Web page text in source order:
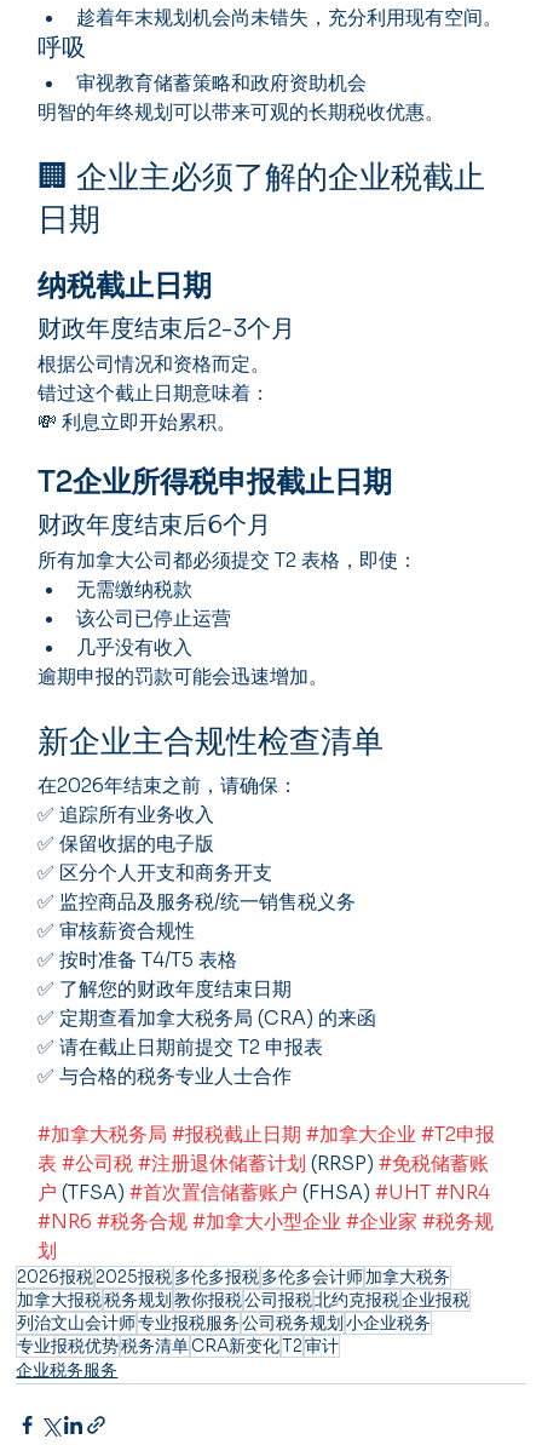
趁着年末规划机会尚未错失，充分利用现有空间。
呼吸
审视教育储蓄策略和政府资助机会
明智的年终规划可以带来可观的长期税收优惠。
🏢 企业主必须了解的企业税截止
日期
纳税截止日期
财政年度结束后2-3个月
根据公司情况和资格而定。
错过这个截止日期意味着：
💸 利息立即开始累积。
T2企业所得税申报截止日期
财政年度结束后6个月
所有加拿大公司都必须提交 T2 表格，即使：
无需缴纳税款
该公司已停止运营
几乎没有收入
逾期申报的罚款可能会迅速增加。
新企业主合规性检查清单
在2026年结束之前，请确保：
✅ 追踪所有业务收入
✅ 保留收据的电子版
✅ 区分个人开支和商务开支
✅ 监控商品及服务税/统一销售税义务
✅ 审核薪资合规性
✅ 按时准备 T4/T5 表格
✅ 了解您的财政年度结束日期
✅ 定期查看加拿大税务局 (CRA) 的来函
✅ 请在截止日期前提交 T2 申报表
✅ 与合格的税务专业人士合作
#加拿大税务局 #报税截止日期 #加拿大企业 #T2申报
表 #公司税 #注册退休储蓄计划 (RRSP) #免税储蓄账
户 (TFSA) #首次置信储蓄账户 (FHSA) #UHT #NR4
#NR6 #税务合规 #加拿大小型企业 #企业家 #税务规
划
2026报税2025报税多伦多报税多伦多会计师加拿大税务
加拿大报税税务规划教你报税公司报税北约克报税企业报税
列治文山会计师专业报税服务公司税务规划小企业税务
专业报税优势税务清单CRA新变化T2审计
企业税务服务